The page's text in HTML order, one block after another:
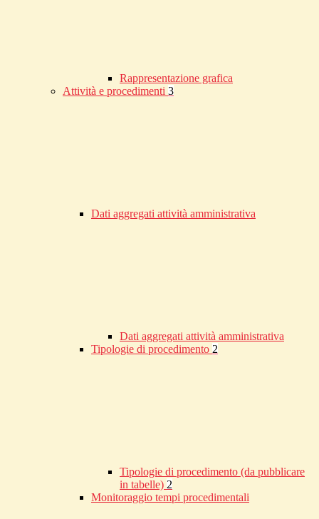
Rappresentazione grafica
Attività e procedimenti 3
Dati aggregati attività amministrativa
Dati aggregati attività amministrativa
Tipologie di procedimento 2
Tipologie di procedimento (da pubblicare
in tabelle) 2
Monitoraggio tempi procedimentali